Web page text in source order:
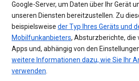
Google-Server, um Daten über Ihr Gerät
unseren Diensten bereitzustellen. Zu
beispielsweise der Typ Ihres Geräts und
Mobilfunkanbieters, Absturzberichte, die
Apps und, abhängig von den
weitere Informationen dazu, wie Sie Ihr
verwenden.